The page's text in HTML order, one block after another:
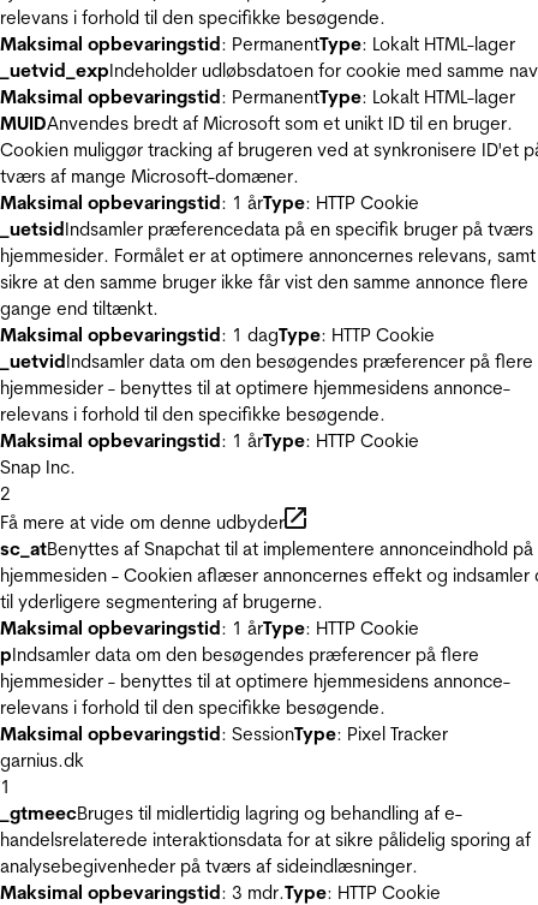
relevans i forhold til den specifikke besøgende.
Maksimal opbevaringstid: PermanentType: Lokalt HTML-lager
_uetvid_expIndeholder udløbsdatoen for cookie med samme
Maksimal opbevaringstid: PermanentType: Lokalt HTML-lager
MUIDAnvendes bredt af Microsoft som et unikt ID til en bruger.
Cookien muliggør tracking af brugeren ved at synkronisere ID'et
tværs af mange Microsoft-domæner.
Maksimal opbevaringstid: 1 årType: HTTP Cookie
_uetsidIndsamler præferencedata på en specifik bruger på tværs
hjemmesider. Formålet er at optimere annoncernes relevans, samt
sikre at den samme bruger ikke får vist den samme annonce flere
gange end tiltænkt.
Maksimal opbevaringstid: 1 dagType: HTTP Cookie
_uetvidIndsamler data om den besøgendes præferencer på flere
hjemmesider - benyttes til at optimere hjemmesidens annonce-
relevans i forhold til den specifikke besøgende.
Maksimal opbevaringstid: 1 årType: HTTP Cookie
Snap Inc.
2
Få mere at vide om denne udbyder
sc_atBenyttes af Snapchat til at implementere annonceindhold på
hjemmesiden - Cookien aflæser annoncernes effekt og indsamler
til yderligere segmentering af brugerne.
Maksimal opbevaringstid: 1 årType: HTTP Cookie
pIndsamler data om den besøgendes præferencer på flere
hjemmesider - benyttes til at optimere hjemmesidens annonce-
relevans i forhold til den specifikke besøgende.
Maksimal opbevaringstid: SessionType: Pixel Tracker
garnius.dk
1
_gtmeecBruges til midlertidig lagring og behandling af e-
handelsrelaterede interaktionsdata for at sikre pålidelig sporing af
analysebegivenheder på tværs af sideindlæsninger.
Maksimal opbevaringstid: 3 mdr.Type: HTTP Cookie